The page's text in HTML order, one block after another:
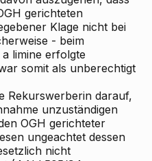
gerichteten
Klage nicht bei
- beim
limine erfolgte
somit als unberechtigt
Rekurswerberin darauf,
unzuständigen
OGH gerichteter
ungeachtet dessen
nicht